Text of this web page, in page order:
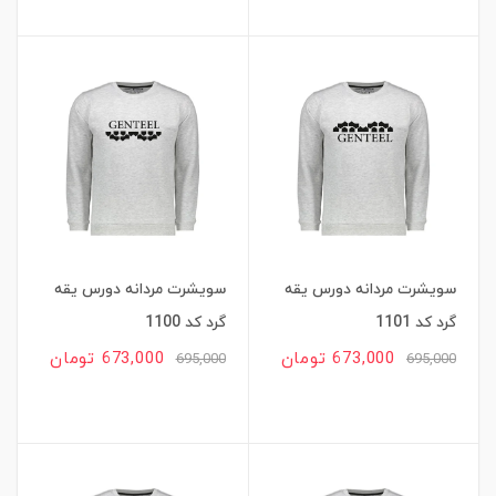
سویشرت مردانه دورس یقه
گرد کد 1101
695,000 673,000 تومان
سویشرت مردانه دورس یقه
گرد کد 1100
695,000 673,000 تومان